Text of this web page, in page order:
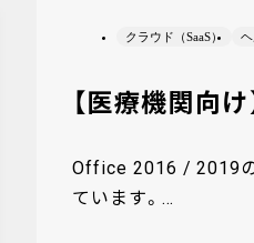
クラウド（SaaS）
【医療機関向
Office 2016 / 2019
ています。